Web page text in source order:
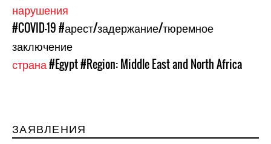
нарушения
#COVID-19#арест/задержание/тюремное
заключение
страна#Egypt#Region: Middle East and North Africa
ЗАЯВЛЕНИЯ